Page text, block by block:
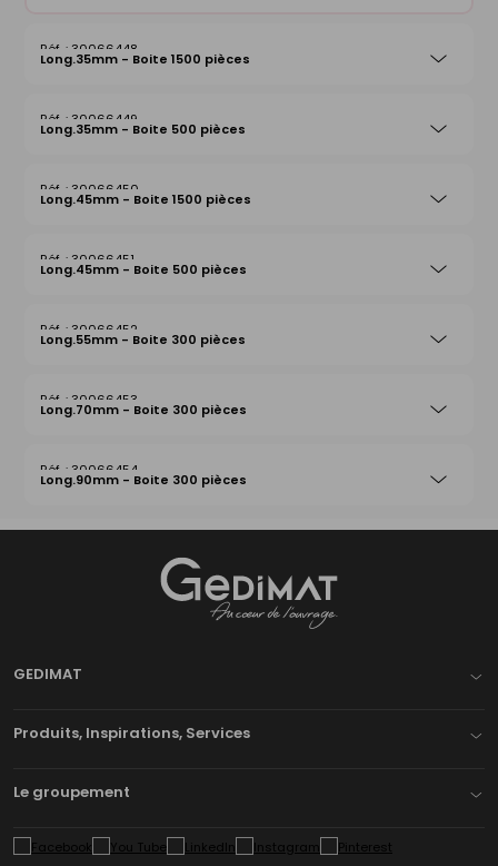
30066448
Long.35mm - Boite 1500 pièces
30066449
Long.35mm - Boite 500 pièces
30066450
Long.45mm - Boite 1500 pièces
30066451
Long.45mm - Boite 500 pièces
30066452
Long.55mm - Boite 300 pièces
30066453
Long.70mm - Boite 300 pièces
30066454
Long.90mm - Boite 300 pièces
GEDIMAT
Produits, Inspirations, Services
Le groupement